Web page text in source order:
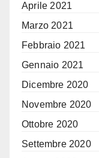
Aprile 2021
Marzo 2021
Febbraio 2021
Gennaio 2021
Dicembre 2020
Novembre 2020
Ottobre 2020
Settembre 2020